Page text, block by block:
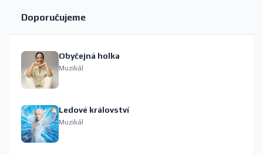
Doporučujeme
Obyčejná holka
Muzikál
Ledové království
Muzikál